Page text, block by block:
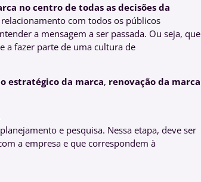
no centro de todas as decisões da
com todos os públicos
a mensagem a ser passada. Ou seja, que
a fazer parte de uma cultura de
estratégico da marca, renovação da marca
e pesquisa. Nessa etapa, deve ser
a empresa e que correspondem à